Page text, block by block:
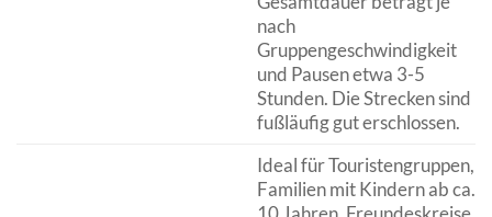
nach
Gruppengeschwindigkeit
und Pausen etwa 3-5
Stunden. Die Strecken sind
fußläufig gut erschlossen.
Ideal für Touristengruppen,
Familien mit Kindern ab ca.